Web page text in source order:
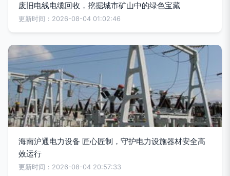
废旧电线电缆回收，挖掘城市矿山中的绿色宝藏
更新时间：2026-08-04 01:02:46
海南沪通电力设备 匠心匠制，守护电力设施器材安全高
效运行
更新时间：2026-08-04 20:57:33